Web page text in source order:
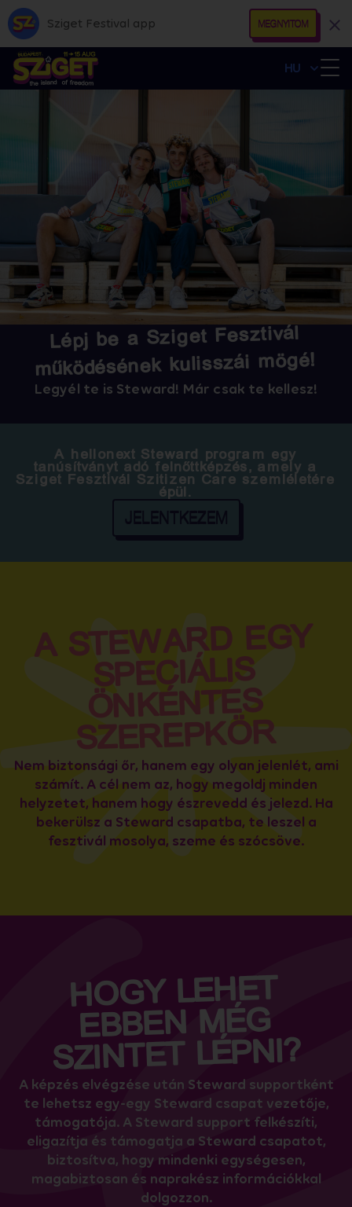
Sziget Festival app MEGNYITOM
HU
Lépj be a Sziget Fesztivál
működésének kulisszái mögé!
Legyél te is Steward! Már csak te kellesz!
A hellonext Steward program egy
tanúsítványt adó felnőttképzés, amely a
Sziget Fesztivál Szitizen Care szemléletére
épül.
A STEWARD EGY
SPECIÁLIS
ÖNKÉNTES
SZEREPKÖR
Nem biztonsági őr, hanem egy olyan jelenlét, ami
számít. A cél nem az, hogy megoldj minden
helyzetet, hanem hogy észrevedd és jelezd. Ha
bekerülsz a Steward csapatba, te leszel a
fesztivál mosolya, szeme és szócsöve.
HOGY LEHET
EBBEN MÉG
SZINTET LÉPNI?
A képzés elvégzése után Steward supportként
te lehetsz egy-egy Steward csapat vezetője,
támogatója. A Steward support felkészíti,
eligazítja és támogatja a Steward csapatot,
biztosítva, hogy mindenki egységesen,
magabiztosan és naprakész információkkal
dolgozzon.